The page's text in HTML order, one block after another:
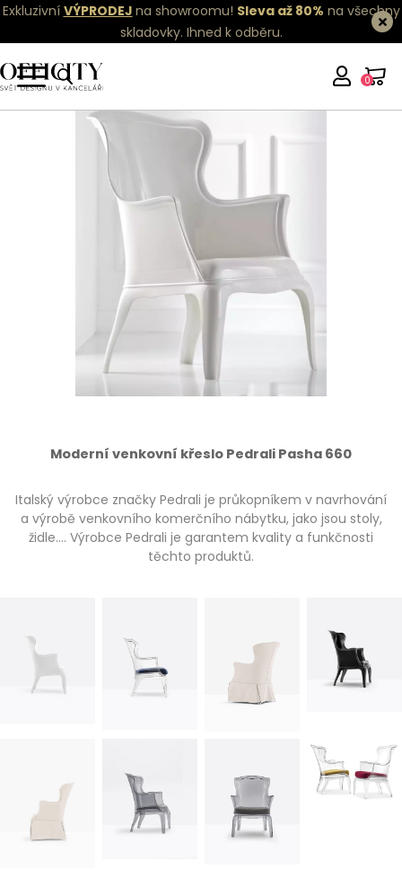
Exkluzivní VÝPRODEJ na showroomu! Sleva až 80% na všechny
skladovky. Ihned k odběru.
0
Moderní venkovní křeslo Pedrali Pasha 660
Italský výrobce značky Pedrali je průkopníkem v navrhování
a výrobě venkovního komerčního nábytku, jako jsou stoly,
židle…. Výrobce Pedrali je garantem kvality a funkčnosti
těchto produktů.